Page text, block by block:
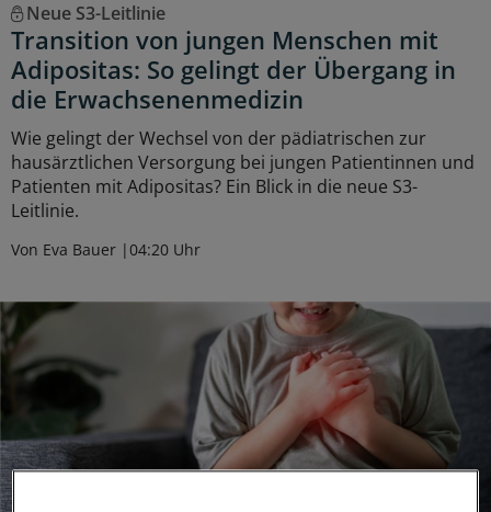
Neue S3-Leitlinie
Transition von jungen Menschen mit
Adipositas: So gelingt der Übergang in
die Erwachsenenmedizin
Wie gelingt der Wechsel von der pädiatrischen zur
hausärztlichen Versorgung bei jungen Patientinnen und
Patienten mit Adipositas? Ein Blick in die neue S3-
Leitlinie.
Von Eva Bauer 04:20 Uhr